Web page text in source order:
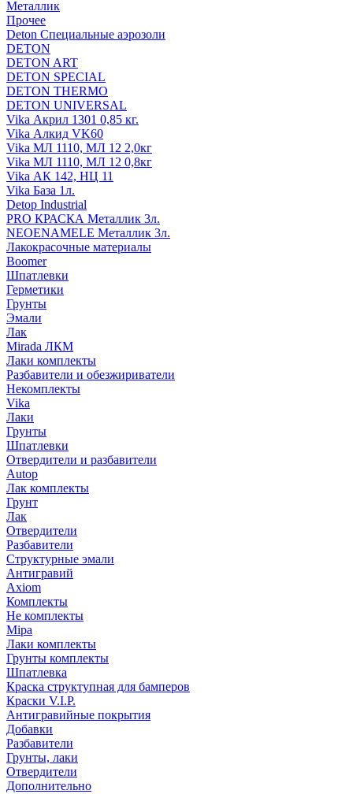
Металлик
Прочее
Deton Специальные аэрозоли
DETON
DETON ART
DETON SPECIAL
DETON THERMO
DETON UNIVERSAL
Vika Акрил 1301 0,85 кг.
Vika Алкид VK60
Vika МЛ 1110, МЛ 12 2,0кг
Vika МЛ 1110, МЛ 12 0,8кг
Vika АК 142, НЦ 11
Vika База 1л.
Detop Industrial
PRO КРАСКА Металлик 3л.
NEOENAMELE Металлик 3л.
Лакокрасочные материалы
Boomer
Шпатлевки
Герметики
Грунты
Эмали
Лак
Mirada ЛКМ
Лаки комплекты
Разбавители и обезжириватели
Некомплекты
Vika
Лаки
Грунты
Шпатлевки
Отвердители и разбавители
Autop
Лак комплекты
Грунт
Лак
Отвердители
Разбавители
Структурные эмали
Антигравий
Axiom
Комплекты
Не комплекты
Mipa
Лаки комплекты
Грунты комплекты
Шпатлевка
Краска структупная для бамперов
Краски V.I.P.
Антигравийные покрытия
Добавки
Разбавители
Грунты, лаки
Отвердители
Дополнительно